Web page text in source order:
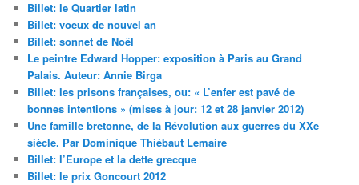
Billet: le Quartier latin
Billet: voeux de nouvel an
Billet: sonnet de Noël
Le peintre Edward Hopper: exposition à Paris au Grand
Palais. Auteur: Annie Birga
Billet: les prisons françaises, ou: « L’enfer est pavé de
bonnes intentions » (mises à jour: 12 et 28 janvier 2012)
Une famille bretonne, de la Révolution aux guerres du XXe
siècle. Par Dominique Thiébaut Lemaire
Billet: l’Europe et la dette grecque
Billet: le prix Goncourt 2012